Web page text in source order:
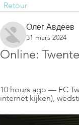
Retour
Олег Авдеев
31 mars 2024
Online:
10 hours ago — FC
internet kijken),